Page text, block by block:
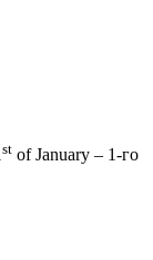
st of January – 1-го